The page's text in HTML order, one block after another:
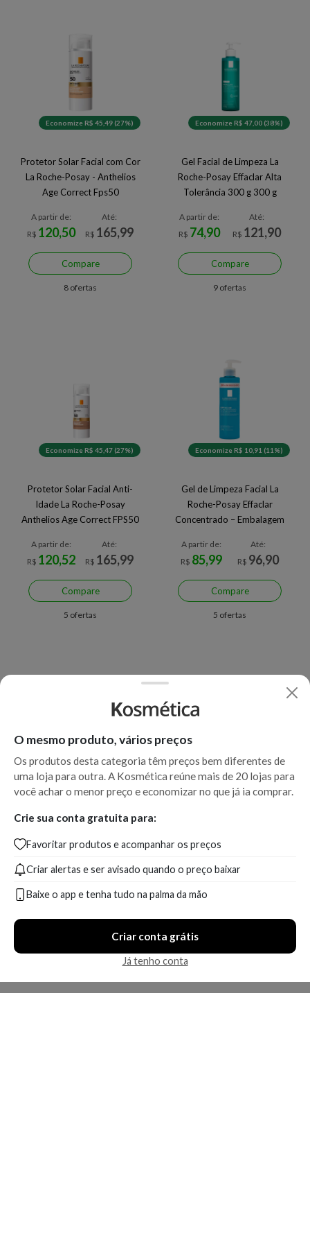
Economize R$ 45,49 (27%)
Protetor Solar Facial com Cor
La Roche-Posay - Anthelios
Age Correct Fps50
A partir de:
R$ 120,50
Até:
R$ 165,99
Compare
8 ofertas
Economize R$ 47,00 (38%)
Gel Facial de Limpeza La
Roche-Posay Effaclar Alta
Tolerância 300 g 300 g
A partir de:
R$ 74,90
Até:
R$ 121,90
Compare
9 ofertas
Economize R$ 45,47 (27%)
Protetor Solar Facial Anti-
Idade La Roche-Posay
Anthelios Age Correct FPS50
A partir de:
R$ 120,52
Até:
R$ 165,99
Compare
5 ofertas
Economize R$ 10,91 (11%)
Gel de Limpeza Facial La
Roche-Posay Effaclar
Concentrado – Embalagem
A partir de:
R$ 85,99
Até:
R$ 96,90
Compare
5 ofertas
O mesmo produto, vários preços
Os produtos desta categoria têm preços bem diferentes de
uma loja para outra. A Kosmética reúne mais de 20 lojas para
você achar o menor preço e economizar no que já ia comprar.
Crie sua conta gratuita para:
Favoritar produtos e acompanhar os preços
Criar alertas e ser avisado quando o preço baixar
Baixe o app e tenha tudo na palma da mão
Criar conta grátis
Já tenho conta